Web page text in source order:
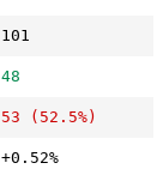
101
48
53 (52.5%)
+0.52%